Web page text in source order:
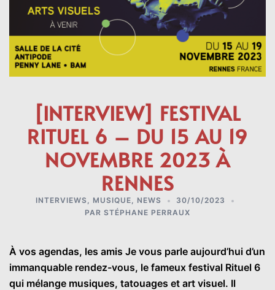
[INTERVIEW] FESTIVAL
RITUEL 6 – DU 15 AU 19
NOVEMBRE 2023 À
RENNES
INTERVIEWS , MUSIQUE, NEWS
30/10/2023
PAR STÉPHANE PERRAUX
À vos agendas, les amis Je vous parle aujourd’hui d’un
immanquable rendez-vous, le fameux festival Rituel 6
qui mélange musiques, tatouages et art visuel. Il